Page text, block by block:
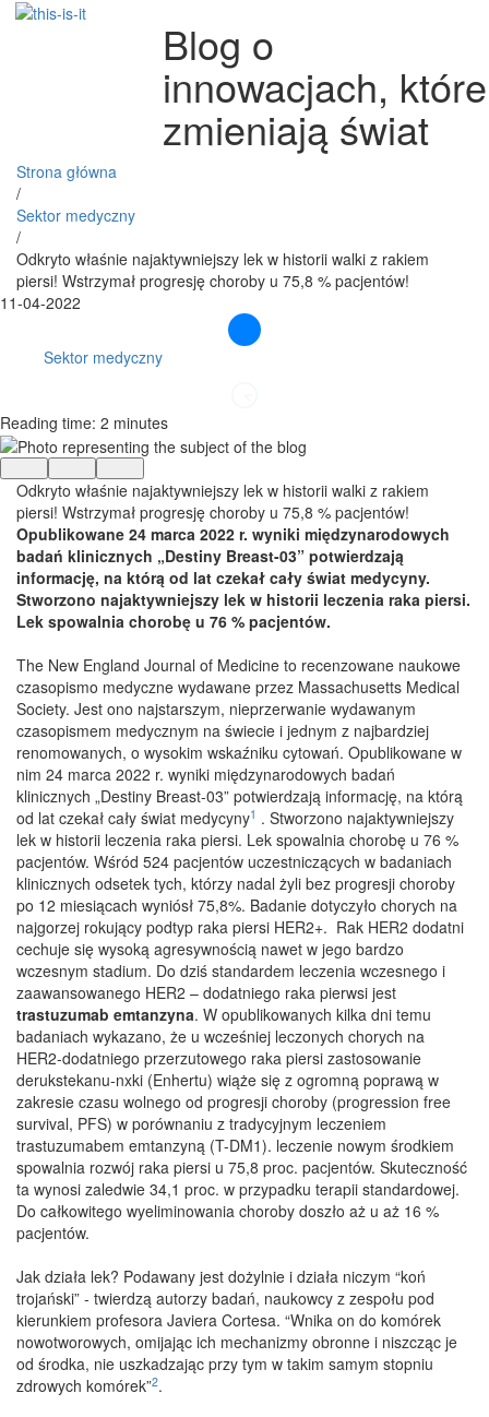
Blog o
innowacjach, które
zmieniają świat
Strona główna
/
Sektor medyczny
/
Odkryto właśnie najaktywniejszy lek w historii walki z rakiem
piersi! Wstrzymał progresję choroby u 75,8 % pacjentów!
11-04-2022
Sektor medyczny
Reading time: 2 minutes
Odkryto właśnie najaktywniejszy lek w historii walki z rakiem
piersi! Wstrzymał progresję choroby u 75,8 % pacjentów!
Opublikowane 24 marca 2022 r. wyniki międzynarodowych
badań klinicznych „Destiny Breast-03” potwierdzają
informację, na którą od lat czekał cały świat medycyny.
Stworzono najaktywniejszy lek w historii leczenia raka piersi.
Lek spowalnia chorobę u 76 % pacjentów.
The New England Journal of Medicine to recenzowane naukowe
czasopismo medyczne wydawane przez Massachusetts Medical
Society. Jest ono najstarszym, nieprzerwanie wydawanym
czasopismem medycznym na świecie i jednym z najbardziej
renomowanych, o wysokim wskaźniku cytowań. Opublikowane w
nim 24 marca 2022 r. wyniki międzynarodowych badań
klinicznych „Destiny Breast-03” potwierdzają informację, na którą
od lat czekał cały świat medycyny1 . Stworzono najaktywniejszy
lek w historii leczenia raka piersi. Lek spowalnia chorobę u 76 %
pacjentów. Wśród 524 pacjentów uczestniczących w badaniach
klinicznych odsetek tych, którzy nadal żyli bez progresji choroby
po 12 miesiącach wyniósł 75,8%. Badanie dotyczyło chorych na
najgorzej rokujący podtyp raka piersi HER2+. Rak HER2 dodatni
cechuje się wysoką agresywnością nawet w jego bardzo
wczesnym stadium. Do dziś standardem leczenia wczesnego i
zaawansowanego HER2 – dodatniego raka pierwsi jest
trastuzumab emtanzyna. W opublikowanych kilka dni temu
badaniach wykazano, że u wcześniej leczonych chorych na
HER2-dodatniego przerzutowego raka piersi zastosowanie
derukstekanu-nxki (Enhertu) wiąże się z ogromną poprawą w
zakresie czasu wolnego od progresji choroby (progression free
survival, PFS) w porównaniu z tradycyjnym leczeniem
trastuzumabem emtanzyną (T-DM1). leczenie nowym środkiem
spowalnia rozwój raka piersi u 75,8 proc. pacjentów. Skuteczność
ta wynosi zaledwie 34,1 proc. w przypadku terapii standardowej.
Do całkowitego wyeliminowania choroby doszło aż u aż 16 %
pacjentów.
Jak działa lek? Podawany jest dożylnie i działa niczym “koń
trojański” - twierdzą autorzy badań, naukowcy z zespołu pod
kierunkiem profesora Javiera Cortesa. “Wnika on do komórek
nowotworowych, omijając ich mechanizmy obronne i niszcząc je
od środka, nie uszkadzając przy tym w takim samym stopniu
zdrowych komórek”2.